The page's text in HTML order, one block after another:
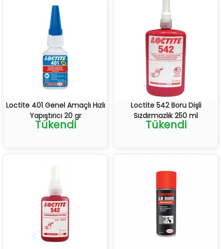
Loctite 401 Genel Amaçlı Hızlı
Yapıştırıcı 20 gr
Tükendi
Loctite 542 Boru Dişli
Sızdırmazlık 250 ml
Tükendi